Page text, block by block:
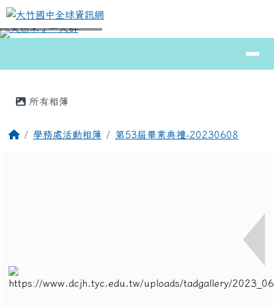
跳至主內容區
大竹國中全球資訊網
⏸
所有相簿
回首頁學務處活動相簿 第53屆畢業典禮-20230608